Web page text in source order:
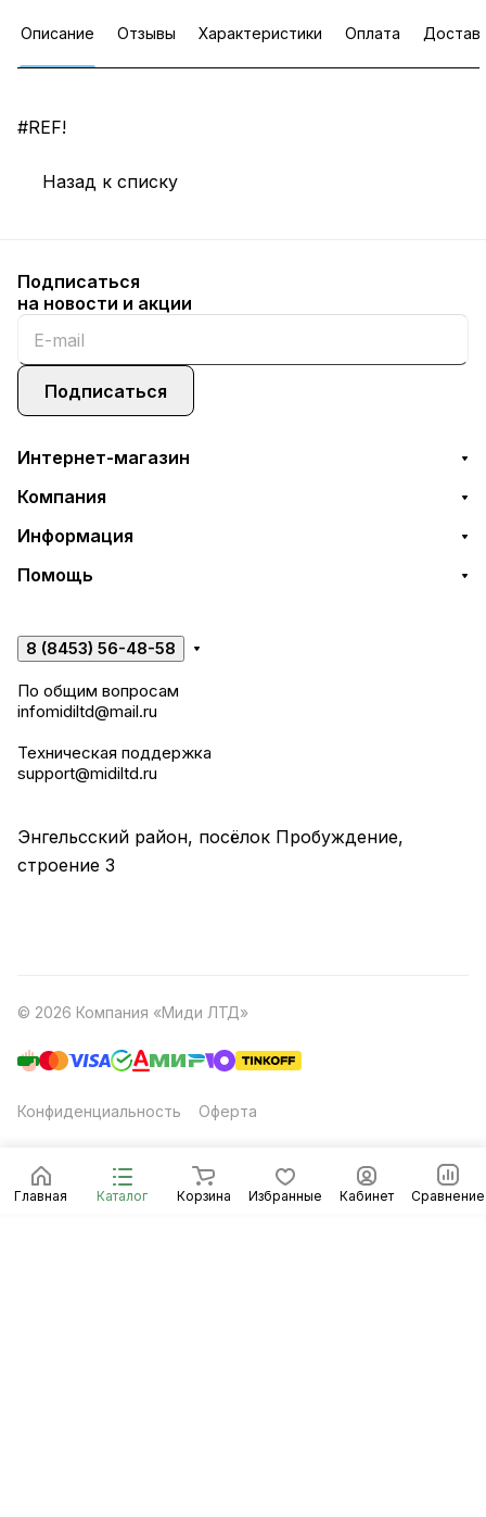
Описание Отзывы Характеристики Оплата
#REF!
Назад к списку
Главная Каталог Корзина Избранные Кабинет Сравнение
Подписаться
на новости и акции
Подписаться
Интернет-магазин
Компания
Информация
Помощь
8 (8453) 56-48-58
По общим вопросам
infomidiltd@mail.ru
Техническая поддержка
support@midiltd.ru
Энгельсский район, посёлок Пробуждение,
строение 3
© 2026 Компания «Миди ЛТД»
Конфиденциальность Оферта